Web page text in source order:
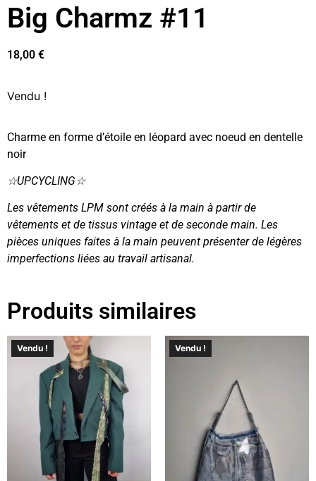
Big Charmz #11
18,00 €
Vendu !
Charme en forme d’étoile en léopard avec noeud en dentelle
noir
☆UPCYCLING☆
Les vêtements LPM sont créés à la main à partir de
vêtements et de tissus vintage et de seconde main. Les
pièces uniques faites à la main peuvent présenter de légères
imperfections liées au travail artisanal.
Produits similaires
Vendu ! Vendu !